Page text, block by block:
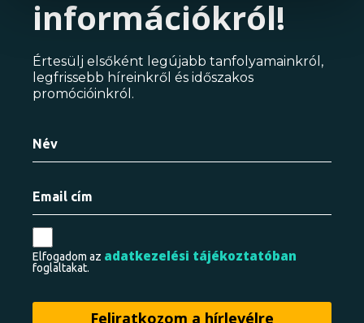
információkról!
Értesülj elsőként legújabb tanfolyamainkról,
legfrissebb híreinkről és időszakos
promócióinkról.
Elfogadom az adatkezelési tájékoztatóban
foglaltakat.